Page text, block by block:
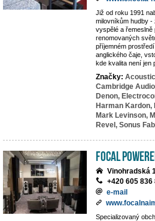
Již od roku 1991
milovníkům hudby
vyspělé a
renomovaných
příjemném
anglického čaje,
kde kvalita není jen
Značky:
Cambridge
Denon,
Harman Kardon,
Mark Levinson,
Revel, Sonus
Focal
Vinohradská
+420 605 836
e-mail
Specializovaný